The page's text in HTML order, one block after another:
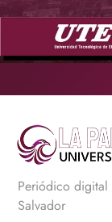
Saltar
La
Periódico digital
Salvador